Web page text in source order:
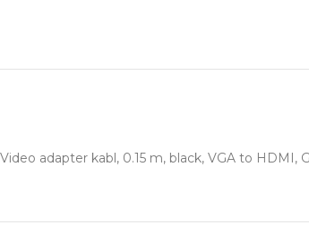
Video adapter kabl, 0.15 m, black, VGA to HDMI,